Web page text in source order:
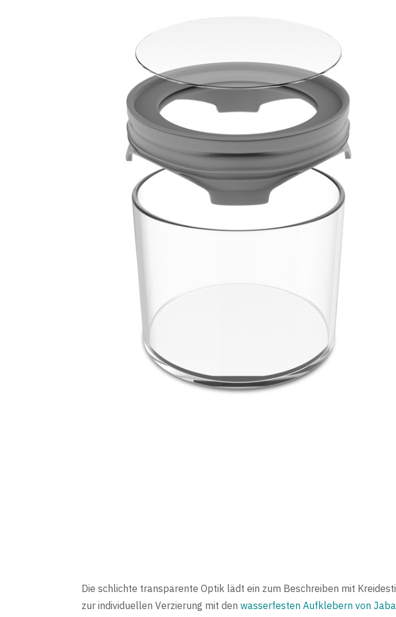
Die schlichte transparente Optik lädt ein zum Beschreiben mit
zur individuellen Verzierung mit denwasserfesten Aufklebern von